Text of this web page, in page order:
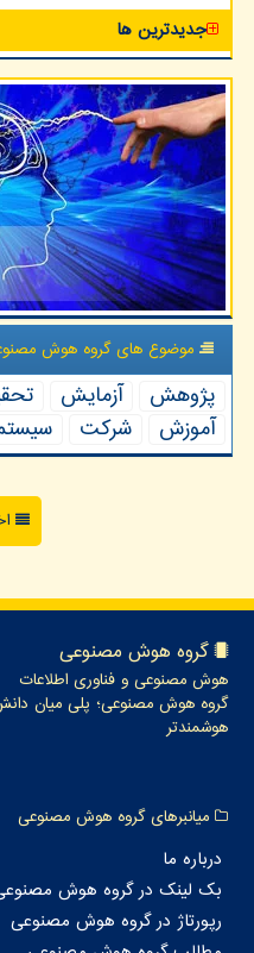
جدیدترین ها
موضوع های گروه هوش
پژوهش آزمایش
آموزش
شركت
گروه هوش مصنوعی
هوش مصنوعی و فناوری اطلاعات
گروه هوش مصنوعی؛ پلی میان دانش
هوشمندتر
میانبرهای گروه هوش مصنوعی
درباره ما
بک لینک در گروه هوش
رپورتاژ در گروه هوش مصنوعی